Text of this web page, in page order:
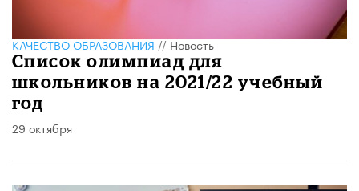
КАЧЕСТВО ОБРАЗОВАНИЯ//Новость
Список олимпиад для
школьников на 2021/22 учебный
год
29 октября